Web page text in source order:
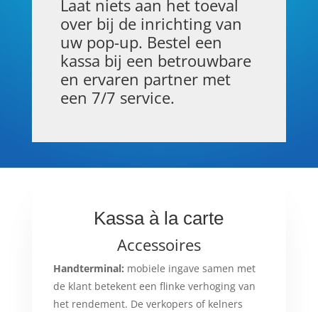
Laat niets aan het toeval
over bij de inrichting van
uw pop-up. Bestel een
kassa bij een betrouwbare
en ervaren partner met
een 7/7 service.
Kassa à la carte
Accessoires
Handterminal: mobiele ingave samen met
de klant betekent een flinke verhoging van
het rendement. De verkopers of kelners